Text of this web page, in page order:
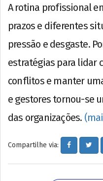
A rotina profissional
prazos e diferentes
pressão e desgaste.
estratégias para lidar
conflitos e manter
e gestores tornou-se
das organizações.
Compartilhe via: